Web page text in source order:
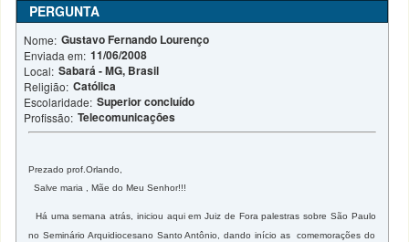
PERGUNTA
Nome: Gustavo Fernando Lourenço
Enviada em: 11/06/2008
Local: Sabará - MG, Brasil
Religião: Católica
Escolaridade: Superior concluído
Profissão: Telecomunicações
Prezado prof.Orlando,
Salve maria , Mãe do Meu Senhor!!!
Há uma semana atrás, iniciou aquiemJuiz de Fora palestras sobreSão Paulo
no Seminário Arquidiocesano Santo Antônio, dando início as comemorações do